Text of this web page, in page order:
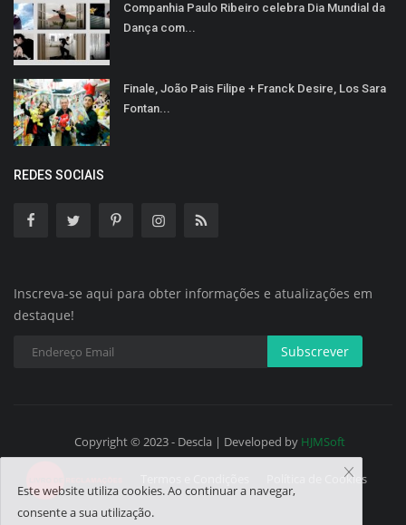
Companhia Paulo Ribeiro celebra Dia Mundial da
Dança com...
Finale, João Pais Filipe + Franck Desire, Los Sara
Fontan...
REDES SOCIAIS
Inscreva-se aqui para obter informações e atualizações em
destaque!
Subscrever
Copyright © 2023 - Descla | Developed by HJMSoft
Política de Cookies
Este website utiliza cookies. Ao continuar a navegar,
consente a sua utilização.